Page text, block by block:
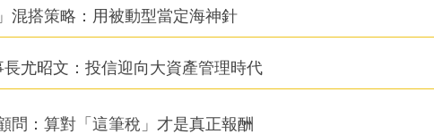
混搭策略：用被動型當定海神針
尤昭文：投信迎向大資產管理時代
問：算對「這筆稅」才是真正報酬